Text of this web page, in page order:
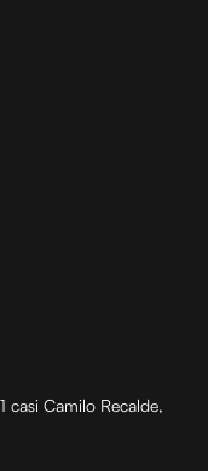
casi Camilo Recalde,